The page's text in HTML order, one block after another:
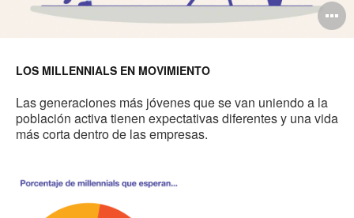
LOS MILLENNIALS EN MOVIMIENTO
Las generaciones más jóvenes que se van uniendo a la
población activa tienen expectativas diferentes y una vida
más corta dentro de las empresas.